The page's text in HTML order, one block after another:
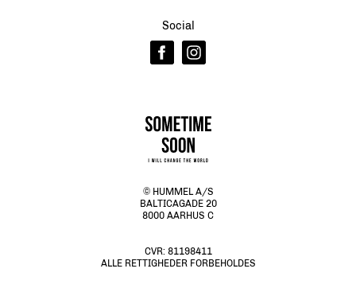
© HUMMEL A/S
BALTICAGADE 20
8000 AARHUS C
CVR: 81198411
ALLE RETTIGHEDER FORBEHOLDES
Social